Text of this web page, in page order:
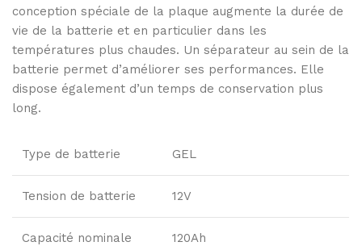
conception spéciale de la plaque augmente la durée de
vie de la batterie et en particulier dans les
températures plus chaudes. Un séparateur au sein de la
batterie permet d’améliorer ses performances. Elle
dispose également d’un temps de conservation plus
long.
Type de batterie GEL
Tension de batterie 12V
Capacité nominale 120Ah